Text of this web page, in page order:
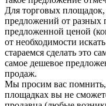
Для торговых площадок,
предложений от разных
предложенной ценой
от необходимости
стараемся сделать это
самое дешевое
продаж.
Мы просим вас
площадках вы не